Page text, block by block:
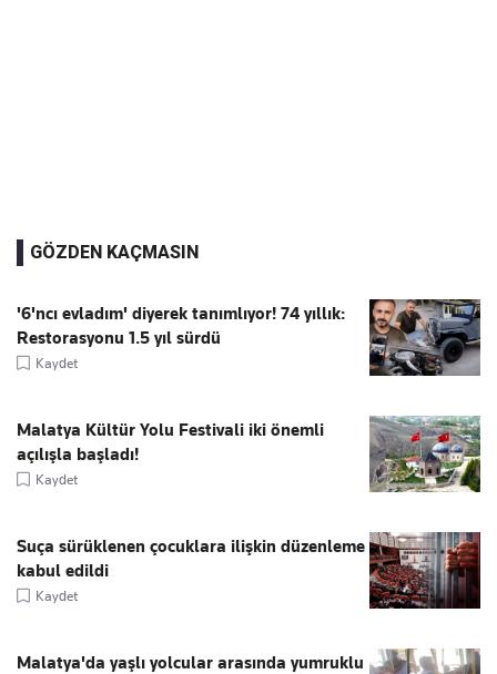
GÖZDEN KAÇMASIN
'6'ncı evladım' diyerek tanımlıyor! 74 yıllık:
Restorasyonu 1.5 yıl sürdü
Kaydet
Malatya Kültür Yolu Festivali iki önemli
açılışla başladı!
Kaydet
Suça sürüklenen çocuklara ilişkin düzenleme
kabul edildi
Kaydet
Malatya'da yaşlı yolcular arasında yumruklu